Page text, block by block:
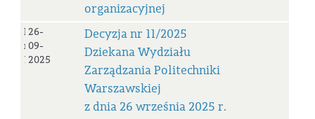
organizacyjnej
Decyzja
nr
11_2025
26-
09-
2025
Decyzja nr 11/2025
Dziekana Wydziału
Zarządzania Politechniki
Warszawskiej
z dnia 26 września 2025 r.